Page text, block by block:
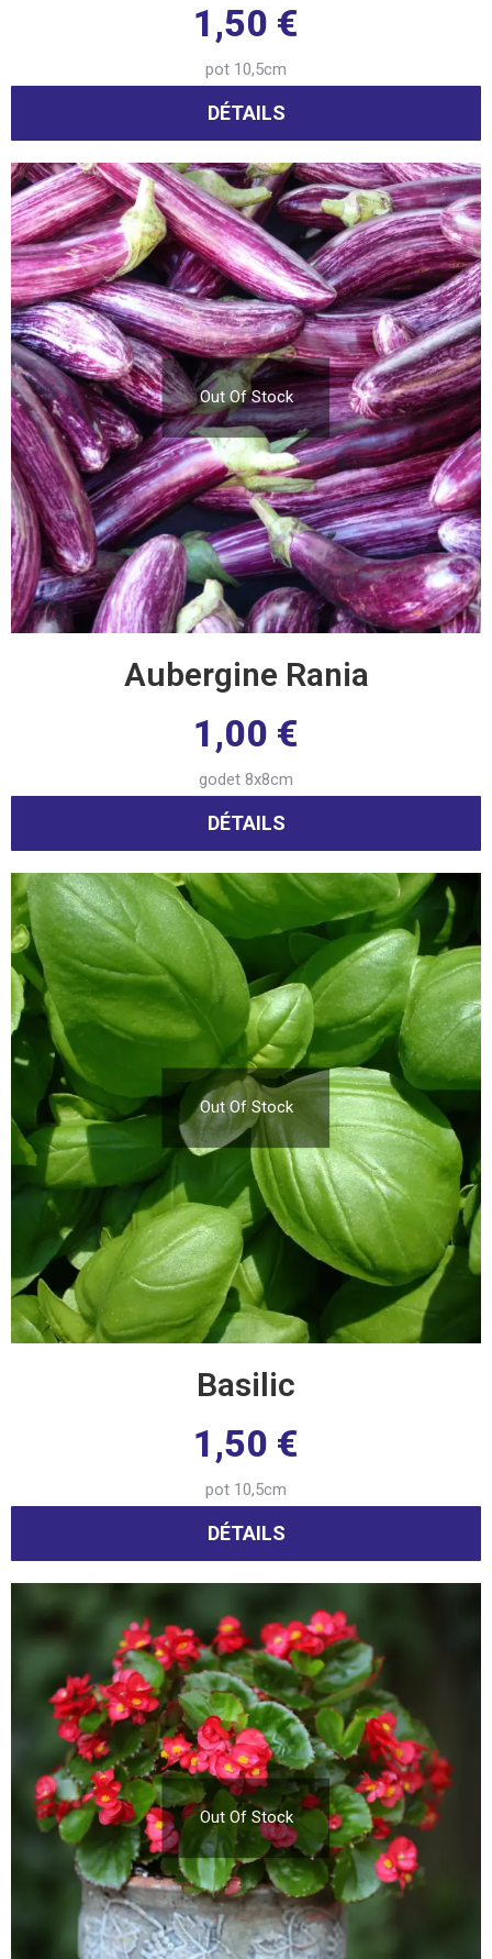
1,50 €
pot 10,5cm
DÉTAILS
Out Of Stock
Aubergine Rania
1,00 €
godet 8x8cm
DÉTAILS
Out Of Stock
Basilic
1,50 €
pot 10,5cm
DÉTAILS
Out Of Stock